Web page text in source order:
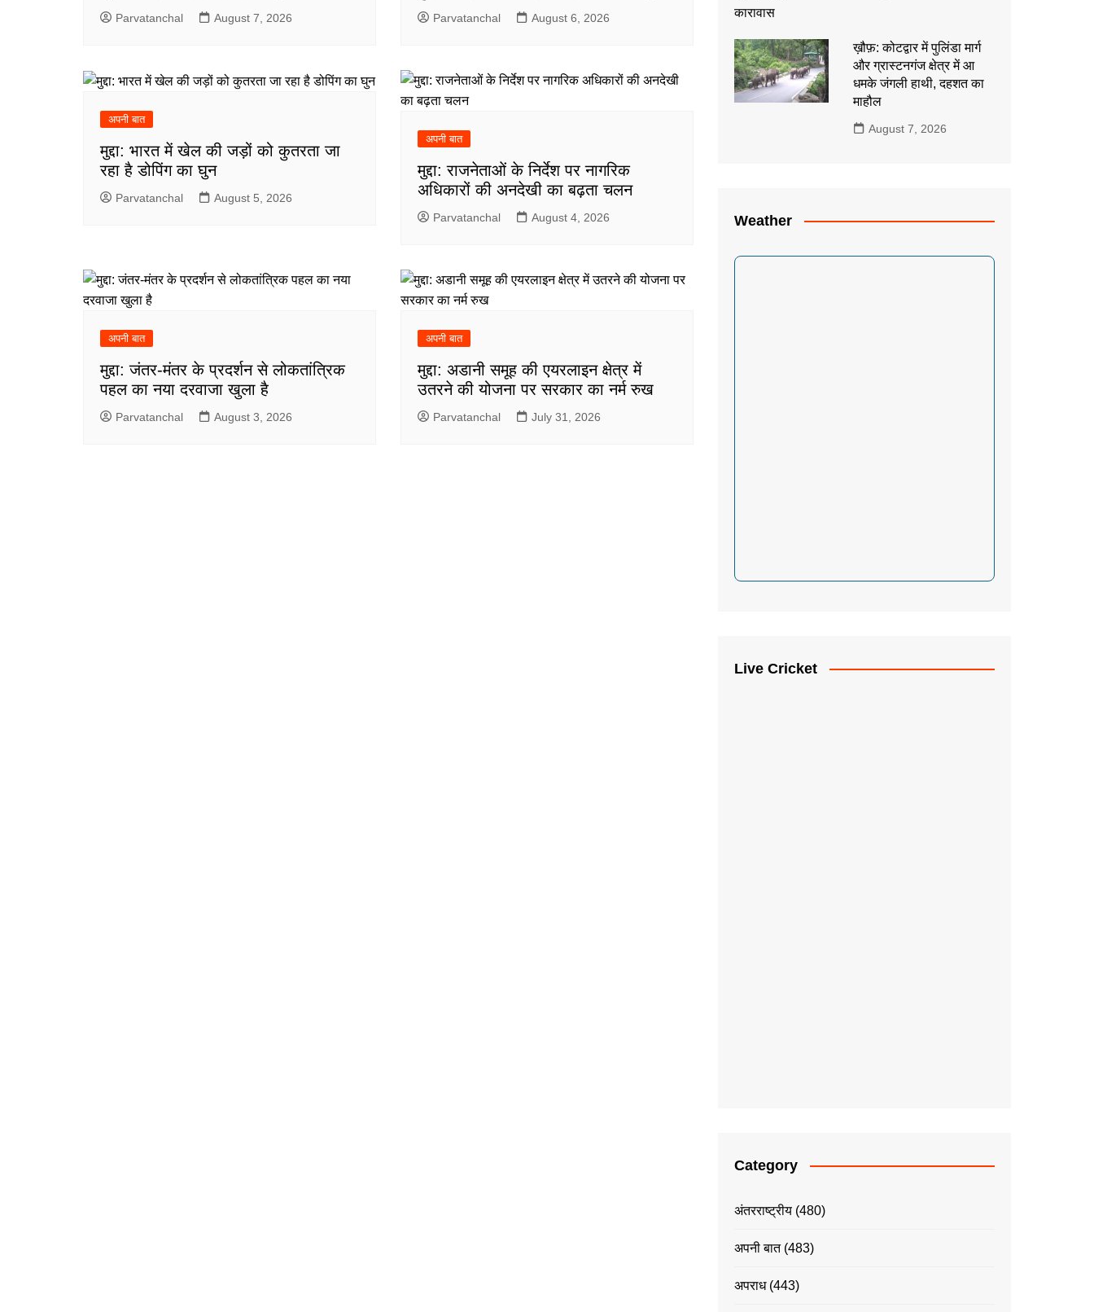
Parvatanchal August 7, 2026 Parvatanchal August 6, 2026
अपनी बात
मुद्दा: भारत में खेल की जड़ों को कुतरता जा
रहा है डोपिंग का घुन
Parvatanchal August 5, 2026
अपनी बात
मुद्दा: राजनेताओं के निर्देश पर नागरिक
अधिकारों की अनदेखी का बढ़ता चलन
Parvatanchal August 4, 2026
अपनी बात
मुद्दा: जंतर-मंतर के प्रदर्शन से लोकतांत्रिक
पहल का नया दरवाजा खुला है
Parvatanchal August 3, 2026
अपनी बात
मुद्दा: अडानी समूह की एयरलाइन क्षेत्र में
उतरने की योजना पर सरकार का नर्म रुख
Parvatanchal July 31, 2026
ख़ौफ़: कोटद्वार में पुलिंडा मार्ग
और ग्रास्टनगंज क्षेत्र में आ
धमके जंगली हाथी, दहशत का
माहौल
August 7, 2026
Weather
Live Cricket
Category
अंतरराष्ट्रीय (480)
अपनी बात(483)
अपराध(443)